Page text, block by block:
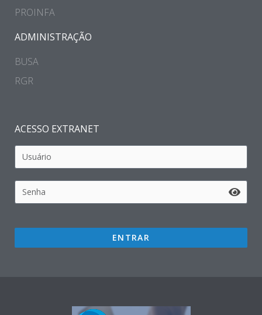
PROINFA
ADMINISTRAÇÃO
BUSA
RGR
ACESSO EXTRANET
ENTRAR